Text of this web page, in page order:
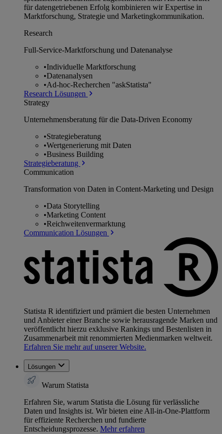
für datengetriebenen Erfolg kombinieren wir Expertise in
Marktforschung, Strategie und Marketingkommunikation.
Research
Full-Service-Marktforschung und Datenanalyse
•Individuelle Marktforschung
•Datenanalysen
•Ad-hoc-Recherchen "askStatista"
Research Lösungen
Strategy
Unternehmens­beratung für die Data-Driven Economy
•Strategieberatung
•Wertgenerierung mit Daten
•Business Building
Strategieberatung
Communication
Transformation von Daten in Content-Marketing und Design
•Data Storytelling
•Marketing Content
•Reichweitenvermarktung
Communication Lösungen
Statista R identifiziert und prämiert die besten Unternehmen
und Anbieter einer Branche sowie herausragende Marken und
veröffentlicht hierzu exklusive Rankings und Bestenlisten in
Zusammenarbeit mit renommierten Medienmarken weltweit.
Erfahren Sie mehr auf unserer Website.
Lösungen
Warum Statista
Erfahren Sie, warum Statista die Lösung für verlässliche
Daten und Insights ist. Wir bieten eine All-in-One-Plattform
für effiziente Recherchen und fundierte
Entscheidungsprozesse. Mehr erfahren